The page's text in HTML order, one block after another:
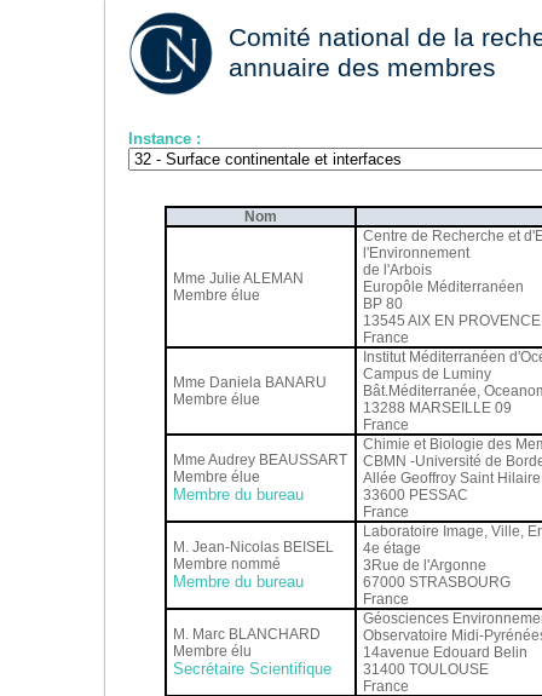
Comité national de la
annuaire des membres
Instance :
Nom
Mme Julie ALEMAN
Membre élue
Centre de Recherche et
l'Environnement
de l'Arbois
Europôle Méditerranéen
BP 80
13545 AIX EN PROVENCE
France
Mme Daniela BANARU
Membre élue
Institut Méditerranéen
Campus de Luminy
Bât.Méditerranée,
13288 MARSEILLE 09
France
Mme Audrey BEAUSSART
Membre élue
Membre du bureau
Chimie et Biologie des
CBMN -Université de
Allée Geoffroy Saint Hilaire
33600 PESSAC
France
M. Jean-Nicolas BEISEL
Membre nommé
Membre du bureau
Laboratoire Image, Ville,
4e étage
3Rue de l'Argonne
67000 STRASBOURG
France
M. Marc BLANCHARD
Membre élu
Secrétaire Scientifique
Géosciences
Observatoire Midi-
14avenue Edouard Belin
31400 TOULOUSE
France